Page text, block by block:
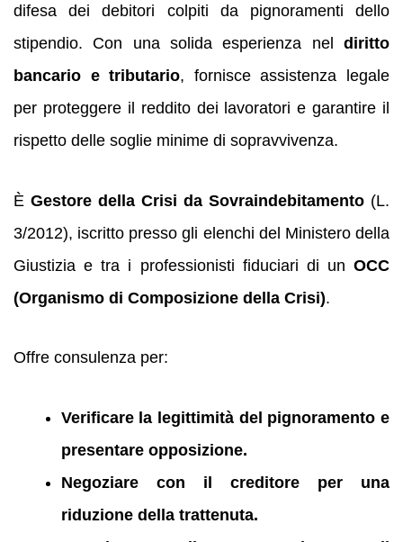
difesa dei debitori colpiti da pignoramenti dello
stipendio. Con una solida esperienza nel diritto
bancario e tributario, fornisce assistenza legale
per proteggere il reddito dei lavoratori e garantire il
rispetto delle soglie minime di sopravvivenza.
È Gestore della Crisi da Sovraindebitamento (L.
3/2012), iscritto presso gli elenchi del Ministero della
Giustizia e tra i professionisti fiduciari di un OCC
(Organismo di Composizione della Crisi).
Offre consulenza per:
Verificare la legittimità del pignoramento e
presentare opposizione.
Negoziare con il creditore per una
riduzione della trattenuta.